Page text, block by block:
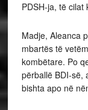
PDSH-ja, të
Madje, Aleanca
mbartës të
kombëtare. Po
përballë BDI-së,
bishta apo në